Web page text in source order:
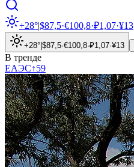
+28°|$87,5·€100,8·₽1,07·¥13
+28° $87,5·€100,8·₽1,07·¥13
В тренде
ЕАЭС↑59